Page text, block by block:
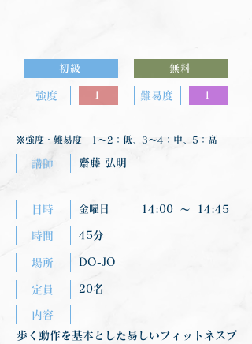
初級
強度 1
無料
難易度 1
※強度・難易度 1〜2：低、3〜4：中、5：高
講師 齋藤 弘明
日時 金曜日 14:00 〜 14:45
時間 45分
場所 DO-JO
定員 20名
内容
歩く動作を基本とした易しいフィットネスプ